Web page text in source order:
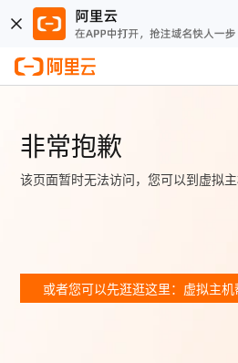
非常抱歉
该页面暂时无法访问，您可以到虚拟
或者您可以先逛逛这里：虚拟主